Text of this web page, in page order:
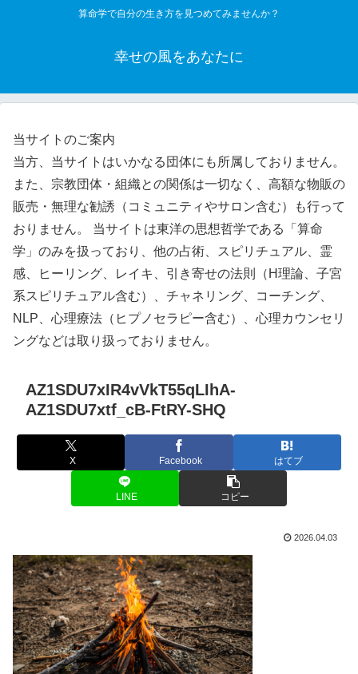
算命学で自分の生き方を見つめてみませんか？
幸せの風をあなたに
当サイトのご案内
当方、当サイトはいかなる団体にも所属しておりません。
また、宗教団体・組織との関係は一切なく、高額な物販の
販売・無理な勧誘（コミュニティやサロン含む）も行って
おりません。 当サイトは東洋の思想哲学である「算命
学」のみを扱っており、他の占術、スピリチュアル、霊
感、ヒーリング、レイキ、引き寄せの法則（H理論、子宮
系スピリチュアル含む）、チャネリング、コーチング、
NLP、心理療法（ヒプノセラピー含む）、心理カウンセリ
ングなどは取り扱っておりません。
AZ1SDU7xIR4vVkT55qLIhA-
AZ1SDU7xtf_cB-FtRY-SHQ
X Facebook はてブ
LINE コピー
2026.04.03